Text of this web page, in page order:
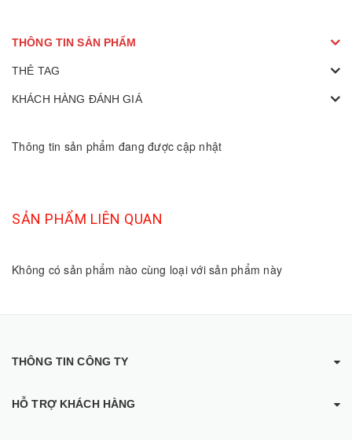
THÔNG TIN SẢN PHẨM
THẺ TAG
KHÁCH HÀNG ĐÁNH GIÁ
Thông tin sản phẩm đang được cập nhật
SẢN PHẨM LIÊN QUAN
Không có sản phẩm nào cùng loại với sản phẩm này
THÔNG TIN CÔNG TY
HỖ TRỢ KHÁCH HÀNG